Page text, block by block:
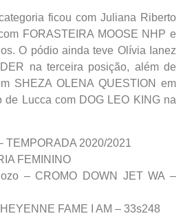
ficou com Juliana Riberto
FORASTEIRA MOOSE NHP e
O pódio ainda teve Olívia Ianez
na terceira posição, além de
SHEZA OLENA QUESTION em
de Lucca com DOG LEO KING na
TEMPORADA 2020/2021
FEMININO
– CROMO DOWN JET WA –
FAME I AM – 33s248